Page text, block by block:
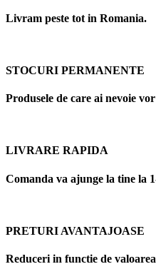
Livram peste tot in Romania.
STOCURI PERMANENTE
Produsele de care ai nevoie
LIVRARE RAPIDA
Comanda va ajunge la tine la
PRETURI AVANTAJOASE
Reduceri in functie de